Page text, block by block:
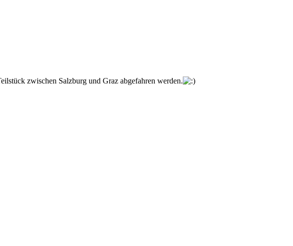
zwischen Salzburg und Graz abgefahren werden.